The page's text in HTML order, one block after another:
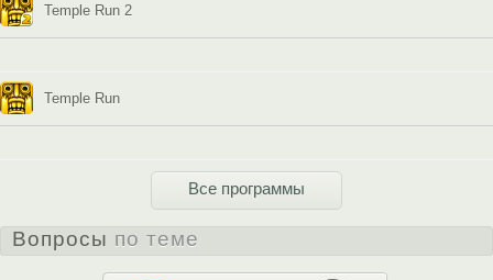
Temple Run 2
Temple Run
Все программы
Вопросы по теме